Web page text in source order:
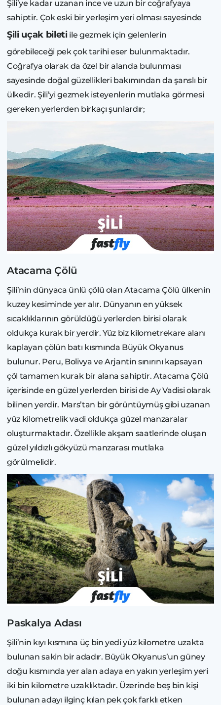
Şili’ye kadar uzanan ince ve uzun bir coğrafyaya
sahiptir. Çok eski bir yerleşim yeri olması sayesinde
Şili uçak biletiile gezmek için gelenlerin
görebileceği pek çok tarihi eser bulunmaktadır.
Coğrafya olarak da özel bir alanda bulunması
sayesinde doğal güzellikleri bakımından da şanslı bir
ülkedir. Şili’yi gezmek isteyenlerin mutlaka görmesi
gereken yerlerden birkaçı şunlardır;
Atacama Çölü
Şili’nin dünyaca ünlü çölü olan Atacama Çölü ülkenin
kuzey kesiminde yer alır. Dünyanın en yüksek
sıcaklıklarının görüldüğü yerlerden birisi olarak
oldukça kurak bir yerdir. Yüz biz kilometrekare alanı
kaplayan çölün batı kısmında Büyük Okyanus
bulunur. Peru, Bolivya ve Arjantin sınırını kapsayan
çöl tamamen kurak bir alana sahiptir. Atacama Çölü
içerisinde en güzel yerlerden birisi de Ay Vadisi olarak
bilinen yerdir. Mars’tan bir görüntüymüş gibi uzanan
yüz kilometrelik vadi oldukça güzel manzaralar
oluşturmaktadır. Özellikle akşam saatlerinde oluşan
güzel yıldızlı gökyüzü manzarası mutlaka
görülmelidir.
Paskalya Adası
Şili’nin kıyı kısmına üç bin yedi yüz kilometre uzakta
bulunan sakin bir adadır. Büyük Okyanus’un güney
doğu kısmında yer alan adaya en yakın yerleşim yeri
iki bin kilometre uzaklıktadır. Üzerinde beş bin kişi
bulunan adayı ilginç kılan pek çok farklı etken